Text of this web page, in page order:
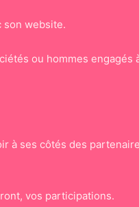
son website.
ou hommes engagés
à ses côtés des
vos participations.